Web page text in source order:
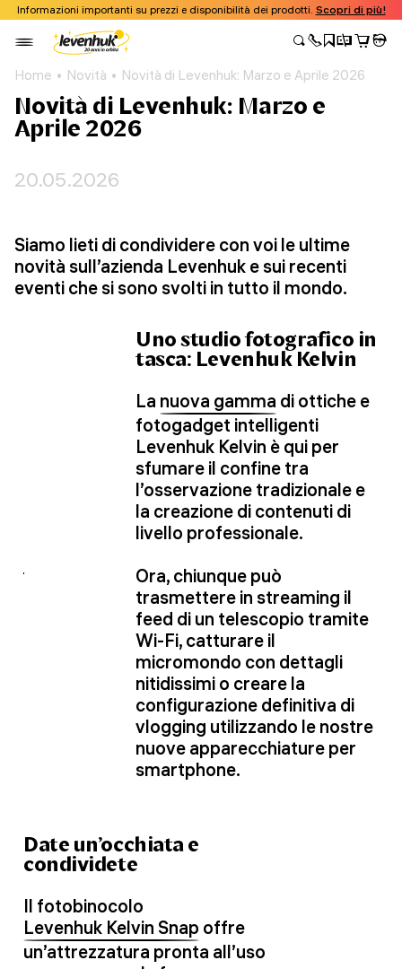
Informazioni importanti su prezzi e disponibilità dei prodotti. Scopri di più!
Home Novità Novità di Levenhuk: Marzo e Aprile 2026
Novità di Levenhuk: Marzo e
Aprile 2026
20.05.2026
Siamo lieti di condividere con voi le ultime
novità sull’azienda Levenhuk e sui recenti
eventi che si sono svolti in tutto il mondo.
Uno studio fotografico in
tasca: Levenhuk Kelvin
La nuova gamma di ottiche e
fotogadget intelligenti
Levenhuk Kelvin è qui per
sfumare il confine tra
l’osservazione tradizionale e
la creazione di contenuti di
livello professionale.
Ora, chiunque può
trasmettere in streaming il
feed di un telescopio tramite
Wi-Fi, catturare il
micromondo con dettagli
nitidissimi o creare la
configurazione definitiva di
vlogging utilizzando le nostre
nuove apparecchiature per
smartphone.
Date un’occhiata e
condividete
Il fotobinocolo
Levenhuk Kelvin Snap offre
un’attrezzatura pronta all’uso